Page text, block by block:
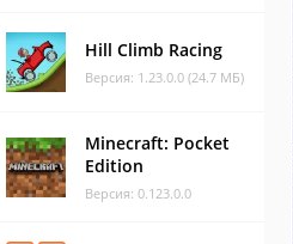
Hill Climb Racing
Версия: 1.23.0.0 (24.7 МБ)
Minecraft: Pocket
Edition
Версия: 0.123.0.0